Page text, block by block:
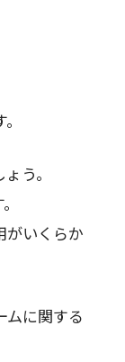
う。
がいくらか
ムに関する